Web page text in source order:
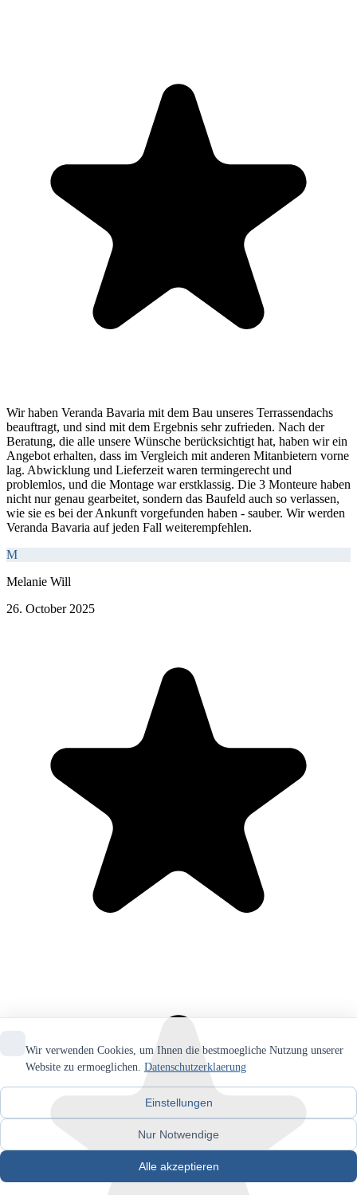
Wir haben Veranda Bavaria mit dem Bau unseres Terrassendachs
beauftragt, und sind mit dem Ergebnis sehr zufrieden. Nach der
Beratung, die alle unsere Wünsche berücksichtigt hat, haben wir ein
Angebot erhalten, dass im Vergleich mit anderen Mitanbietern vorne
lag. Abwicklung und Lieferzeit waren termingerecht und
problemlos, und die Montage war erstklassig. Die 3 Monteure haben
nicht nur genau gearbeitet, sondern das Baufeld auch so verlassen,
wie sie es bei der Ankunft vorgefunden haben - sauber. Wir werden
Veranda Bavaria auf jeden Fall weiterempfehlen.
M
Melanie Will
26. October 2025
Wir verwenden Cookies, um Ihnen die bestmoegliche Nutzung unserer
Website zu ermoeglichen. Datenschutzerklaerung
Einstellungen
Nur Notwendige
Alle akzeptieren